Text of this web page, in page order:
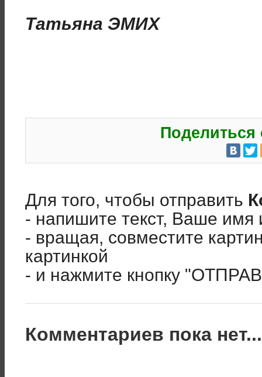
Татьяна ЭМИХ
Поделиться
Для того, чтобы отправить
- напишите текст, Ваше имя
- вращая, совместите
картинкой
- и нажмите кнопку
Комментариев пока